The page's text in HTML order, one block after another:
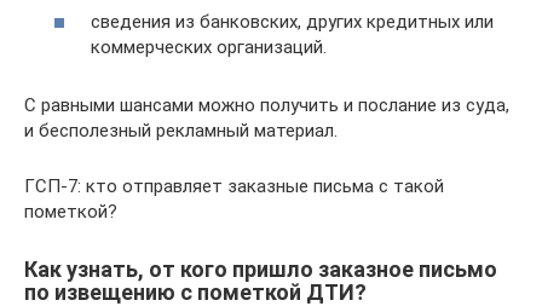
сведения из банковских, других кредитных или
коммерческих организаций.
С равными шансами можно получить и послание из суда,
и бесполезный рекламный материал.
ГСП-7: кто отправляет заказные письма с такой
пометкой?
Как узнать, от кого пришло заказное письмо
по извещению с пометкой ДТИ?